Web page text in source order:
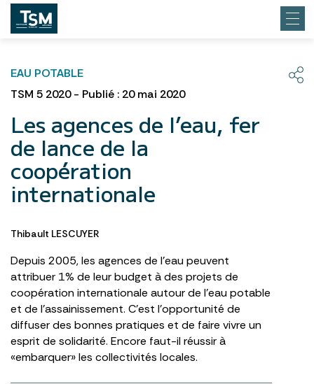
EAU POTABLE
TSM 5 2020 - Publié : 20 mai 2020
Les agences de l’eau, fer
de lance de la
coopération
internationale
Thibault LESCUYER
Depuis 2005, les agences de l’eau peuvent
attribuer 1% de leur budget à des projets de
coopération internationale autour de l’eau potable
et de l’assainissement. C’est l’opportunité de
diffuser des bonnes pratiques et de faire vivre un
esprit de solidarité. Encore faut-il réussir à
«embarquer» les collectivités locales.